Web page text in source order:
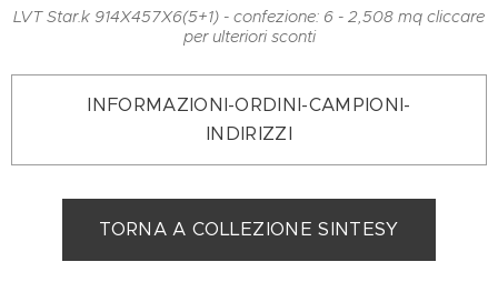
LVT Star.k 914X457X6(5+1) - confezione: 6 - 2,508 mq cliccare
per ulteriori sconti
INFORMAZIONI-ORDINI-CAMPIONI-
INDIRIZZI
TORNA A COLLEZIONE SINTESY